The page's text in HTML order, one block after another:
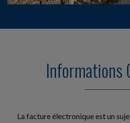
Informations
La facture électronique est un